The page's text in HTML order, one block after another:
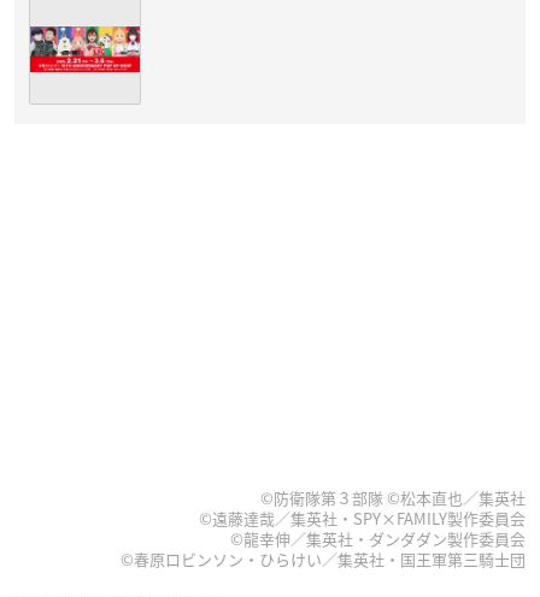
©防衛隊第３部隊 ©松本直也／集英社
©遠藤達哉／集英社・SPY×FAMILY製作委員会
©龍幸伸／集英社・ダンダダン製作委員会
©春原ロビンソン・ひらけい／集英社・国王軍第三騎士団